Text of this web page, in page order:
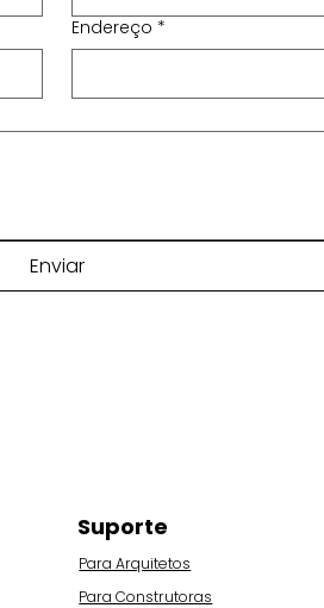
Endereço *
Enviar
Suporte
Para Arquitetos
Para Construtoras